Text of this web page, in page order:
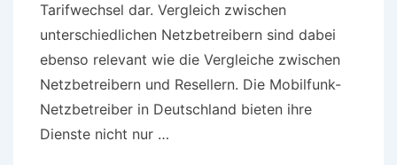
Tarifwechsel dar. Vergleich zwischen
unterschiedlichen Netzbetreibern sind dabei
ebenso relevant wie die Vergleiche zwischen
Netzbetreibern und Resellern. Die Mobilfunk-
Netzbetreiber in Deutschland bieten ihre
Dienste nicht nur …